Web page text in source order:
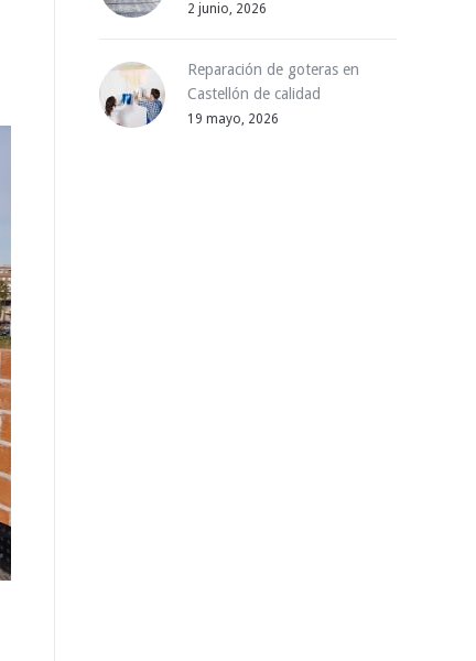
2 junio, 2026
Reparación de goteras en
Castellón de calidad
19 mayo, 2026